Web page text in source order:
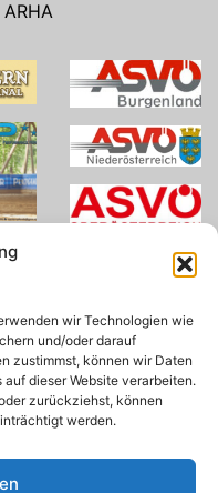
wir Technologien wie
und/oder darauf
zustimmst, können wir Daten
dieser Website verarbeiten.
zurückziehst, können
werden.
ARHA